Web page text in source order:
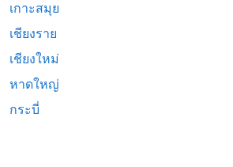
เกาะสมุย
เชียงราย
เชียงใหม่
หาดใหญ่
กระบี่